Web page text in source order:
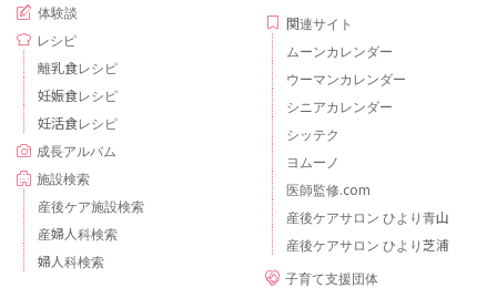
体験談
レシピ
離乳食レシピ
妊娠食レシピ
妊活食レシピ
成長アルバム
施設検索
産後ケア施設検索
産婦人科検索
婦人科検索
関連サイト
ムーンカレンダー
ウーマンカレンダー
シニアカレンダー
シッテク
ヨムーノ
医師監修.com
産後ケアサロン ひより青山
産後ケアサロン ひより芝浦
子育て支援団体